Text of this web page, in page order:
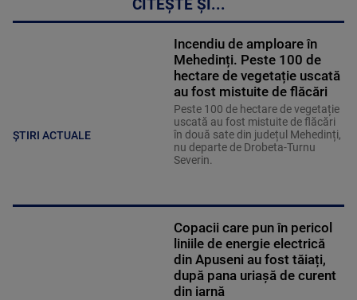
CITEȘTE ȘI...
ȘTIRI ACTUALE
Incendiu de amploare în
Mehedinți. Peste 100 de
hectare de vegetație uscată
au fost mistuite de flăcări
Peste 100 de hectare de vegetație
uscată au fost mistuite de flăcări
în două sate din județul Mehedinți,
nu departe de Drobeta-Turnu
Severin.
Copacii care pun în pericol
liniile de energie electrică
din Apuseni au fost tăiați,
după pana uriașă de curent
din iarnă